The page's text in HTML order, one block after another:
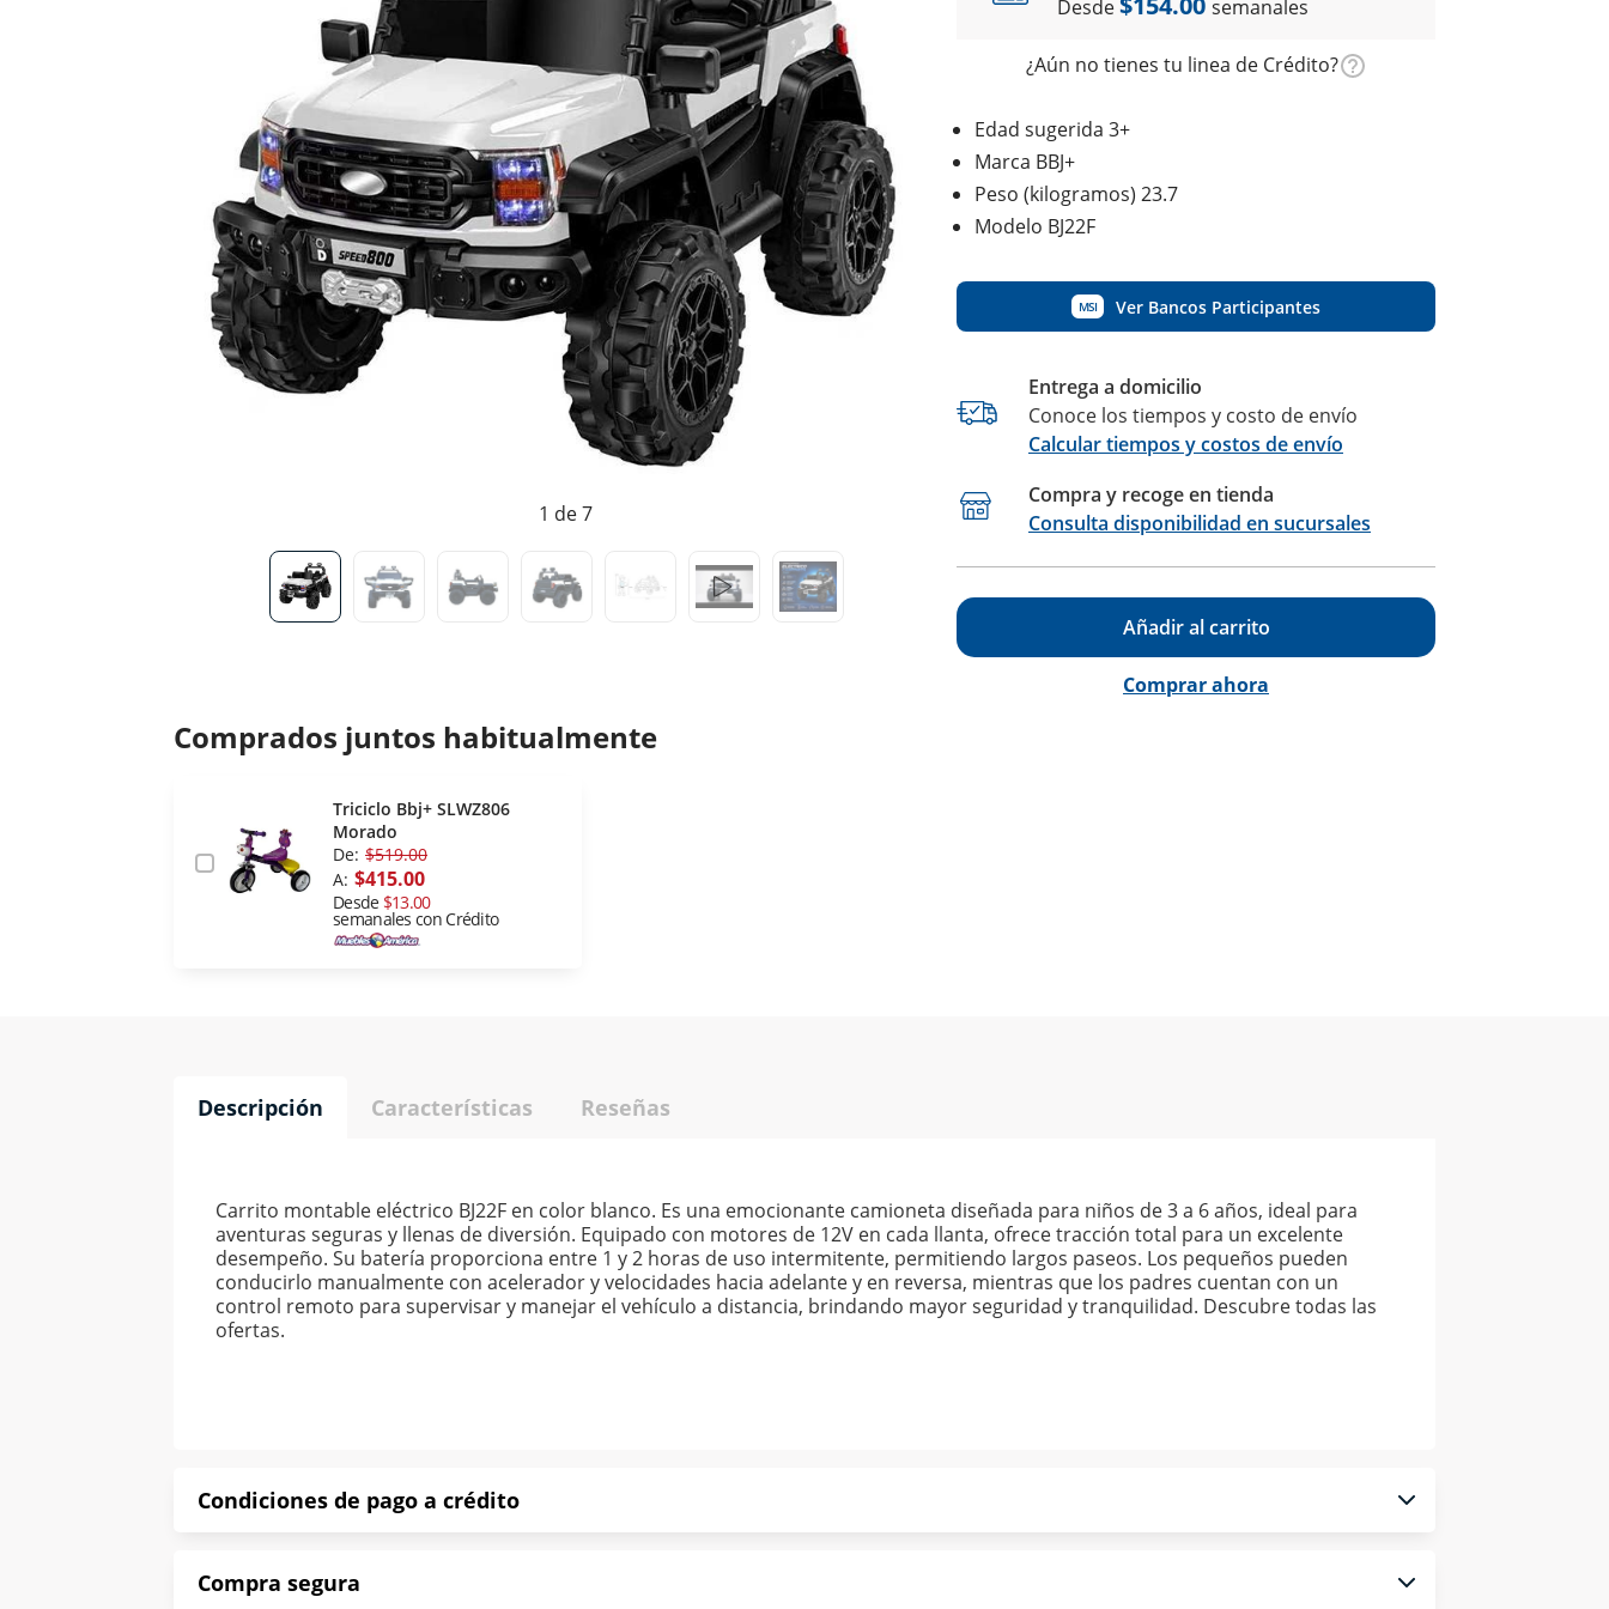
1 de 7
Desde
semanales
¿Aún no tienes tu linea de Crédito?
Edad sugerida 3+
Marca BBJ+
Peso (kilogramos) 23.7
Modelo BJ22F
MSI Ver Bancos Participantes
Entrega a domicilio
Conoce los tiempos y costo de envío
Calcular tiempos y costos de envío
Compra y recoge en tienda
Consulta disponibilidad en sucursales
Añadir al carrito
Comprar ahora
Comprados juntos habitualmente
Triciclo Bbj+ SLWZ806
Morado
De: $519.00
A: $415.00
Desde $13.00
semanales con Crédito
Descripción Características Reseñas
Carrito montable eléctrico BJ22F en color blanco. Es una emocionante camioneta diseñada para niños de 3 a 6 años, ideal para
aventuras seguras y llenas de diversión. Equipado con motores de 12V en cada llanta, ofrece tracción total para un excelente
desempeño. Su batería proporciona entre 1 y 2 horas de uso intermitente, permitiendo largos paseos. Los pequeños pueden
conducirlo manualmente con acelerador y velocidades hacia adelante y en reversa, mientras que los padres cuentan con un
control remoto para supervisar y manejar el vehículo a distancia, brindando mayor seguridad y tranquilidad. Descubre todas las
ofertas.
Condiciones de pago a crédito
Compra segura